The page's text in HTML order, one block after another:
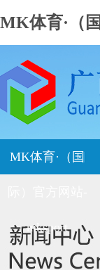
MK体育·（
MK体育·（国
mksport